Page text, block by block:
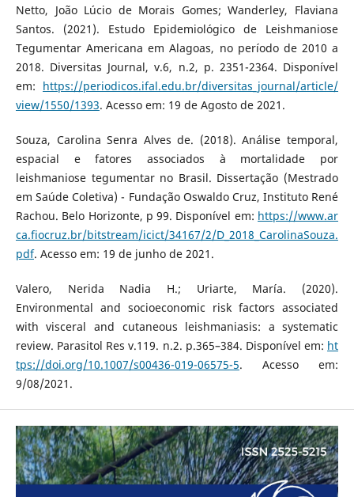
Netto, João Lúcio de Morais Gomes; Wanderley, Flaviana
Santos. (2021). Estudo Epidemiológico de Leishmaniose
Tegumentar Americana em Alagoas, no período de 2010 a
2018. Diversitas Journal, v.6, n.2, p. 2351-2364. Disponível
em: https://periodicos.ifal.edu.br/diversitas_journal/article/
view/1550/1393. Acesso em: 19 de Agosto de 2021.
Souza, Carolina Senra Alves de. (2018). Análise temporal,
espacial e fatores associados à mortalidade por
leishmaniose tegumentar no Brasil. Dissertação (Mestrado
em Saúde Coletiva) - Fundação Oswaldo Cruz, Instituto René
Rachou. Belo Horizonte, p 99. Disponível em: https://www.ar
ca.fiocruz.br/bitstream/icict/34167/2/D_2018_CarolinaSouza.
pdf. Acesso em: 19 de junho de 2021.
Valero, Nerida Nadia H.; Uriarte, María. (2020).
Environmental and socioeconomic risk factors associated
with visceral and cutaneous leishmaniasis: a systematic
review. Parasitol Res v.119. n.2. p.365–384. Disponível em: ht
tps://doi.org/10.1007/s00436-019-06575-5. Acesso em:
9/08/2021.